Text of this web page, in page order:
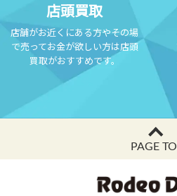
店頭買取
店舗がお近くにある方やその場
で売ってお金が欲しい方は店頭
買取がおすすめです。
PAGE